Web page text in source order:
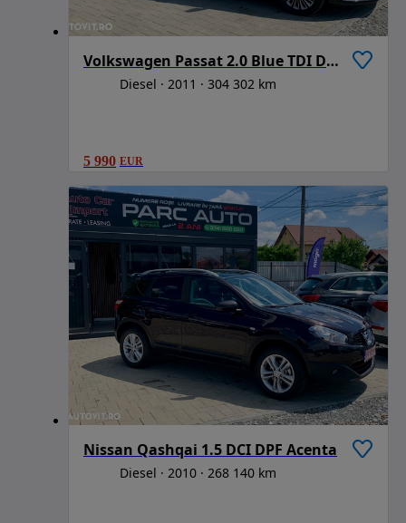
Volkswagen Passat 2.0 Blue TDI DPF Highline
Diesel 2011 304 302 km
5 990 EUR
Nissan Qashqai 1.5 DCI DPF Acenta
Diesel 2010 268 140 km